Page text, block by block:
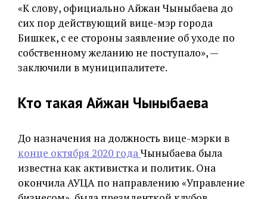
«К слову, официально Айжан Чыныбаева до
сих пор действующий вице-мэр города
Бишкек, с ее стороны заявление об уходе по
собственному желанию не поступало», —
заключили в муниципалитете.
Кто такая Айжан Чыныбаева
До назначения на должность вице-мэрки в
конце октября 2020 годаЧыныбаева была
известна как активистка и политик. Она
окончила АУЦА по направлению «Управление